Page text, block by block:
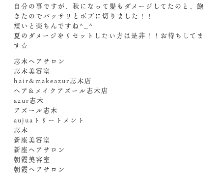
自分の事ですが、秋になって髪もダメージしてたのと、飽
きたのでバッサリとボブに切りました！！
短いと楽ちんですね^_^
夏のダメージをリセットしたい方は是非！！お待ちしてま
す☆
志木ヘアサロン
志木美容室
hair&makeazur志木店
ヘア&メイクアズール志木店
azur志木
アズール志木
aujuaトリートメント
志木
新座美容室
新座ヘアサロン
朝霞美容室
朝霞ヘアサロン